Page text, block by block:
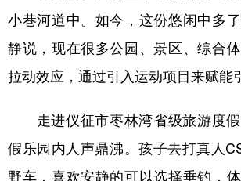
小巷河道中。如今，这份悠闲中多
静说，现在很多公园、景区、综合
拉动效应，通过引入运动项目来赋能
走进仪征市枣林湾省级旅游度假
假乐园内人声鼎沸。孩子去打真人
野车，喜欢安静的可以选择垂钓，